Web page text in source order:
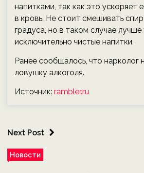
напитками, так как это ускоряет
в кровь. Не стоит смешивать
градуса, но в таком случае
исключительно чистые напитки.
Ранее сообщалось, что нарколог
ловушку алкоголя.
Источник: rambler.ru
Next Post
Новости